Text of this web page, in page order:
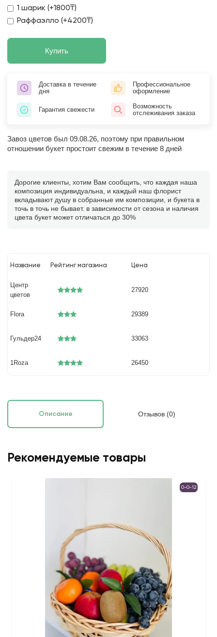
1 шарик (+1800₸)
Раффаэлло (+4200₸)
Купить
Доставка в течение
дня
Профессиональное
оформление
Гарантия свежести
Возможность
отслеживания заказа
Завоз цветов был 09.08.26, поэтому при правильном
отношении букет простоит свежим в течение 8 дней
Дорогие клиенты, хотим Вам сообщить, что каждая наша
композиция индивидуальна, и каждый наш флорист
вкладывают душу в собранные им композиции, и букета в
точь в точь не бывает. в зависимости от сезона и наличия
цвета букет может отличаться до 30%
Название Рейтинг магазина Цена
Центр
цветов
27920
Flora 29389
Гульдер24 33063
1Roza 26450
Описание Отзывов (0)
Рекомендуемые товары
0-0-12